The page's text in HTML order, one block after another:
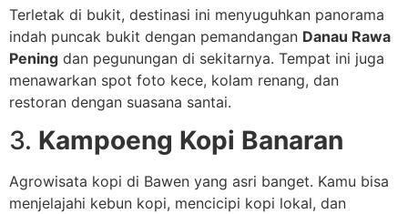
Terletak di bukit, destinasi ini menyuguhkan panorama
indah puncak bukit dengan pemandangan Danau Rawa
Pening dan pegunungan di sekitarnya. Tempat ini juga
menawarkan spot foto kece, kolam renang, dan
restoran dengan suasana santai.
3. Kampoeng Kopi Banaran
Agrowisata kopi di Bawen yang asri banget. Kamu bisa
menjelajahi kebun kopi, mencicipi kopi lokal, dan